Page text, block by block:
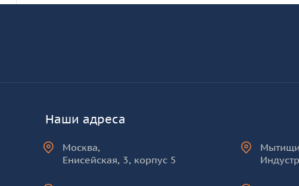
Наши адреса
Москва,
Енисейская, 3, корпус 5
Мытищи